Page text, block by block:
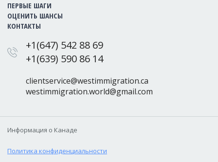
ПЕРВЫЕ ШАГИ
ОЦЕНИТЬ ШАНСЫ
КОНТАКТЫ
+1(647) 542 88 69
+1(639) 590 86 14
clientservice@westimmigration.ca
westimmigration.world@gmail.com
Информация о Канаде
Политика конфиденциальности